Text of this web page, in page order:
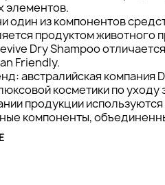
элементов.
один из компонентов
продуктом животного
Dry Shampoo
Friendly.
австралийская компания
косметики по уходу
продукции используются
компоненты,
приспособлены к
современная женщина.